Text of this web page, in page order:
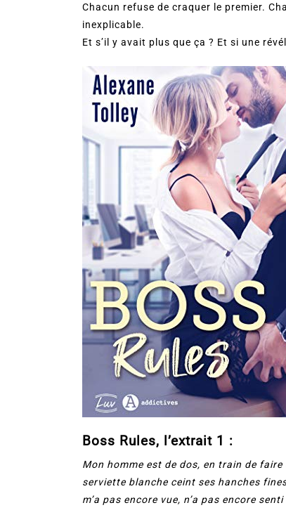
Chacun refuse de craquer le premier.
inexplicable.
Et s’il y avait plus que ça ? Et si une
Boss Rules, l’extrait 1 :
Mon homme est de dos, en train de
serviette blanche ceint ses hanches
m’a pas encore vue, n’a pas encore